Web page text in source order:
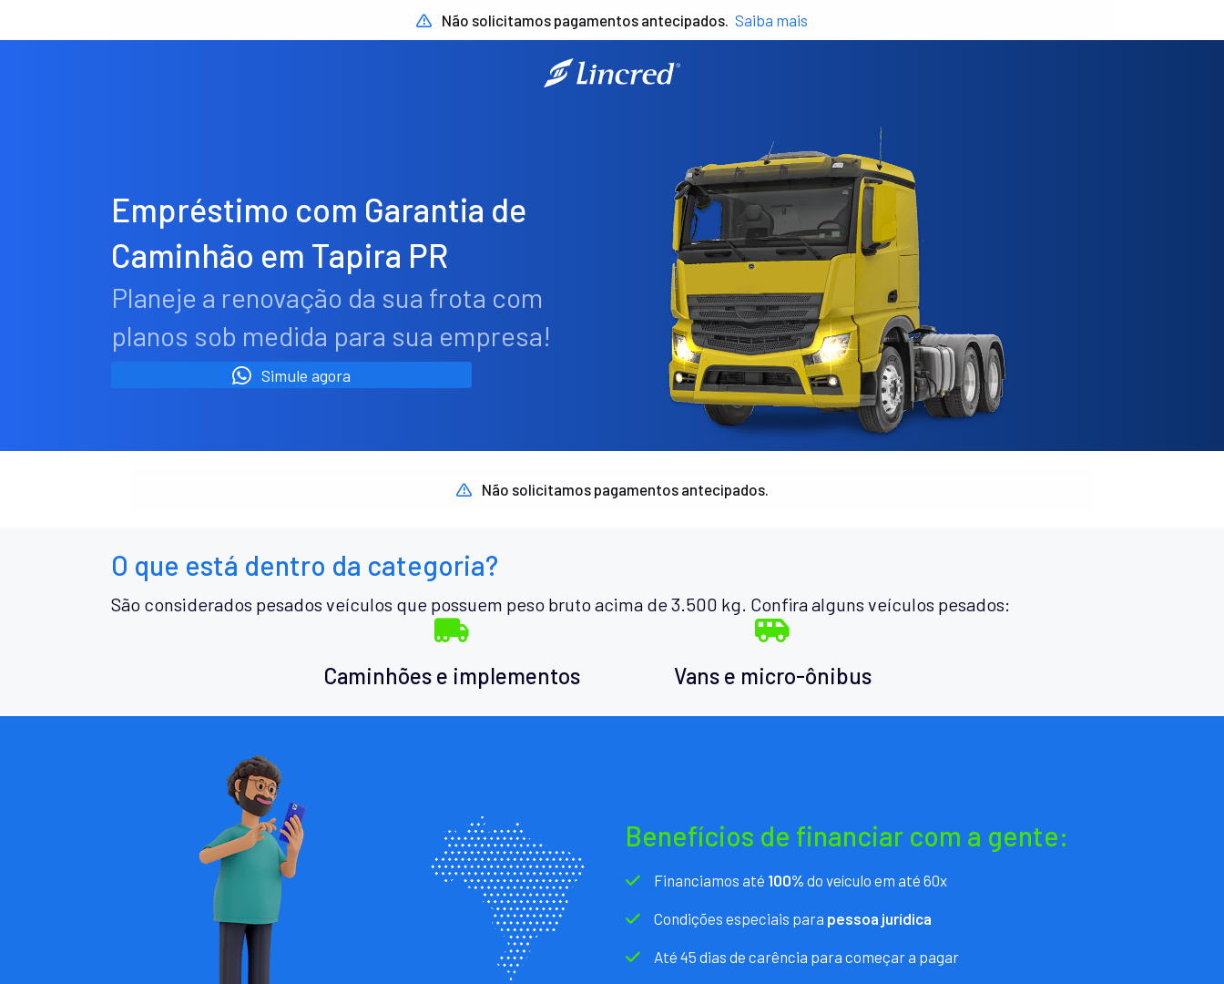
Não solicitamos pagamentos antecipados. Saiba mais
Empréstimo com Garantia de
Caminhão em Tapira PR
Planeje a renovação da sua frota com
planos sob medida para sua empresa!
Simule agora
Não solicitamos pagamentos antecipados.
O que está dentro da categoria?
São considerados pesados veículos que possuem peso bruto acima de 3.500 kg. Confira alguns veículos pesados:
Caminhões e implementos Vans e micro-ônibus
Benefícios de financiar com a gente:
Financiamos até 100% do veículo em até 60x
Condições especiais para pessoa jurídica
Até 45 dias de carência para começar a pagar